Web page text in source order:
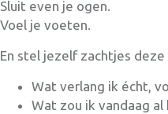
Sluit even je ogen.
Voel je voeten.
En stel jezelf zachtjes deze
Wat verlang ik écht,
Wat zou ik vandaag